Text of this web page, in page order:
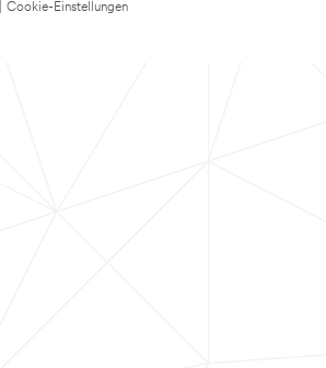
Cookie-Einstellungen